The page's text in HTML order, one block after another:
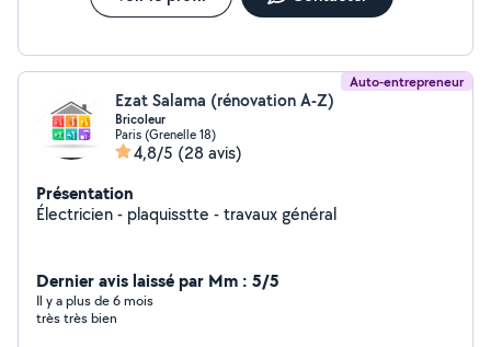
Auto-entrepreneur
Ezat Salama (rénovation A-Z)
Bricoleur
Paris (Grenelle 18)
4,8/5 (28 avis)
Présentation
Électricien - plaquisstte - travaux général
Dernier avis laissé par Mm : 5/5
Il y a plus de 6 mois
très très bien